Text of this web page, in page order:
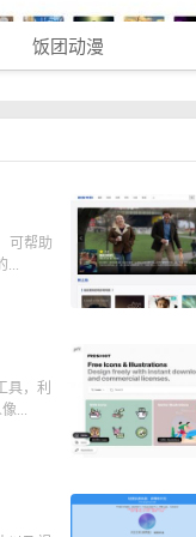
饭团动漫
可帮助
...
具，利
...